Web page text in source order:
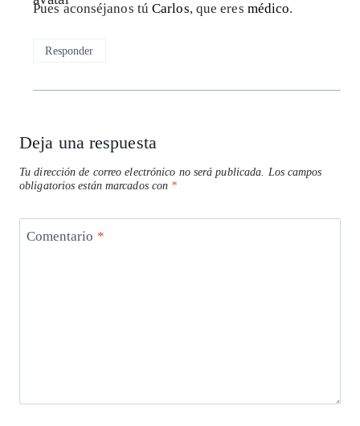
Pues aconséjanos túCarlos, que eres médico.
Responder
Deja una respuesta
Tu dirección de correo electrónico no será publicada. Los campos
obligatorios están marcados con *
Comentario *